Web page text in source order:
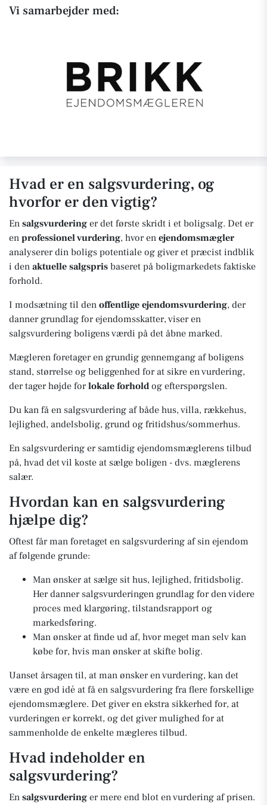
Vi samarbejder med:
Hvad er en salgsvurdering, og
hvorfor er den vigtig?
En salgsvurdering er det første skridt i et boligsalg. Det er
en professionel vurdering, hvor en ejendomsmægler
analyserer din boligs potentiale og giver et præcist indblik
i den aktuelle salgspris baseret på boligmarkedets faktiske
forhold.
I modsætning til den offentlige ejendomsvurdering, der
danner grundlag for ejendomsskatter, viser en
salgsvurdering boligens værdi på det åbne marked.
Mægleren foretager en grundig gennemgang af boligens
stand, størrelse og beliggenhed for at sikre en vurdering,
der tager højde forlokale forhold og efterspørgslen.
Du kan få en salgsvurdering af både hus, villa, rækkehus,
lejlighed, andelsbolig, grund og fritidshus/sommerhus.
En salgsvurdering er samtidig ejendomsmæglerens tilbud
på, hvad det vil koste at sælge boligen - dvs. mæglerens
salær.
Hvordan kan en salgsvurdering
hjælpe dig?
Oftest får man foretaget en salgsvurdering af sin ejendom
af følgende grunde:
Man ønsker at sælge sit hus, lejlighed, fritidsbolig.
Her danner salgsvurderingen grundlag for den videre
proces med klargøring, tilstandsrapport og
markedsføring.
Man ønsker at finde ud af, hvor meget man selv kan
købe for, hvis man ønsker at skifte bolig.
Uanset årsagen til, at man ønsker en vurdering, kan det
være en god idé at få en salgsvurdering fra flere forskellige
ejendomsmæglere. Det giver en ekstra sikkerhed for, at
vurderingen er korrekt, og det giver mulighed for at
sammenholde de enkelte mægleres tilbud.
Hvad indeholder en
salgsvurdering?
En salgsvurdering er mere end blot en vurdering af prisen.